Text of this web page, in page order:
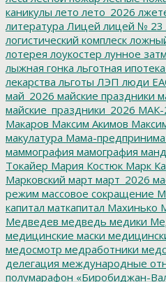
каникулы лето лето_2026
литература Лицей лицей № 23
логистический комплеск
лотерея лоукостер лунное
лыжная гонка льготная ипотека
лекарства льготы ЛЭП люди
май_2026 майские праздники
майские_праздники_2026 МАК-
Макаров Максим Акимов
макулатура Мама-
маммография мамография
Токайер Мария Костюк Марк
Марковский март март_2026
режим массовое сокращение
капитал маткапитал Махинько
Медведев медведь медики
медицинские маски
медосмотр медработники
делегация международные
полумарафон «Биробиджан-